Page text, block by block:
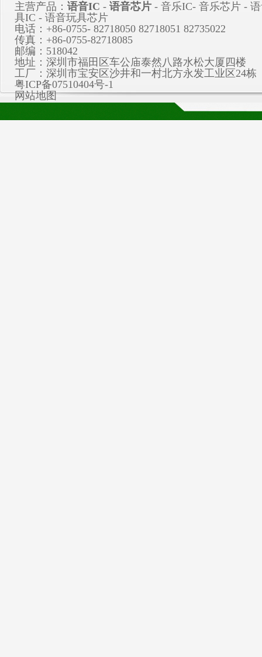
主营产品： 语音IC - 语音芯片 - 音乐IC- 音乐芯片 -
具IC - 语音玩具芯片
电话：+86-0755- 82718050 82718051 82735022
传真：+86-0755-82718085
邮编：518042
地址：深圳市福田区车公庙泰然八路水松大厦四楼
工厂：深圳市宝安区沙井和一村北方永发工业区24栋
粤ICP备07510404号-1
网站地图